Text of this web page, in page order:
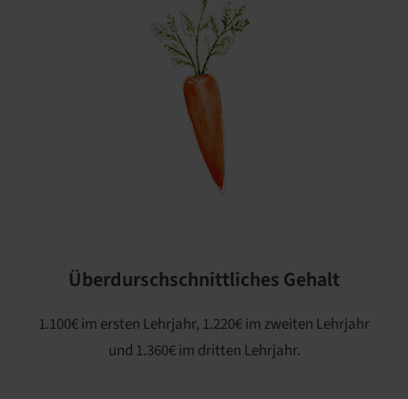
Überdurschschnittliches Gehalt
1.100€ im ersten Lehrjahr, 1.220€ im zweiten Lehrjahr
und 1.360€ im dritten Lehrjahr.